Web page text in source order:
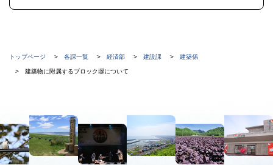
戻
現
在
の
階
層
トップページ 各課一覧 経済部 建設課 建築係
建築物に附属するブロック塀について
文
へ
メ